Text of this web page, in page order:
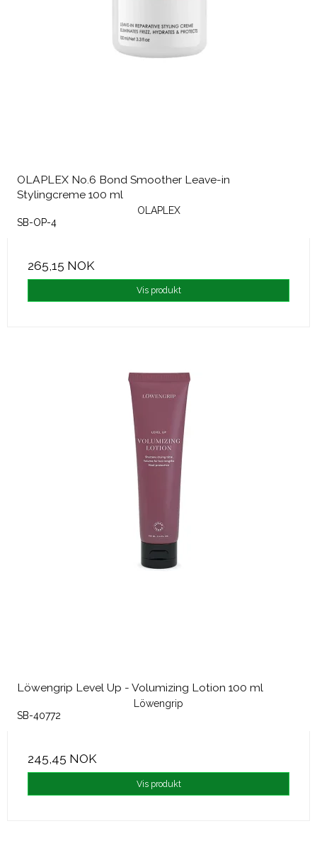
OLAPLEX No.6 Bond Smoother Leave-in
Stylingcreme 100 ml
OLAPLEX
SB-OP-4
265,15 NOK
Vis produkt
Löwengrip Level Up - Volumizing Lotion 100 ml
Löwengrip
SB-40772
245,45 NOK
Vis produkt